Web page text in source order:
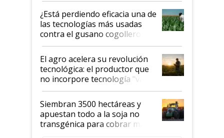
variedades que marcan un
salto tecnológico en genética y
rendimiento
¿Está perdiendo eficacia una de
las tecnologías más usadas
contra el gusano cogollero? El
desafío de una tecnología clave
El agro acelera su revolución
tecnológica: el productor que
no incorpore tecnología "va a
perder el tren"
Siembran 3500 hectáreas y
apuestan todo a la soja no
transgénica para cobrar más